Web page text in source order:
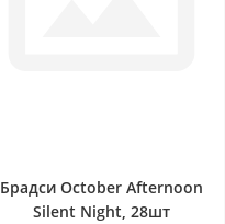
Брадси October Afternoon
Silent Night, 28шт